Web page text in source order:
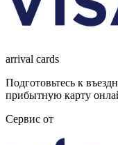
arrival cards
Подготовьтесь к
прибытную карту
Сервис от